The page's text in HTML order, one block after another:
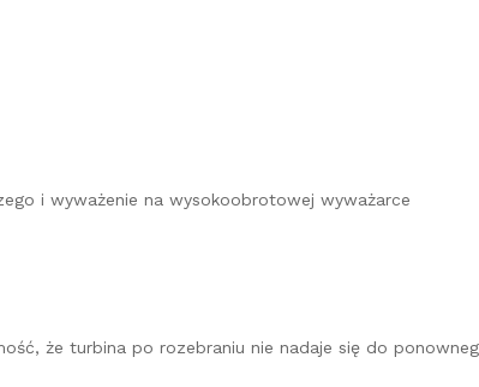
i wyważenie na wysokoobrotowej wyważarce
że turbina po rozebraniu nie nadaje się do